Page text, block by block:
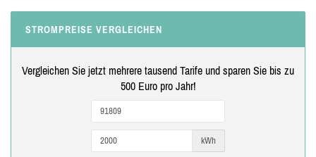
STROMPREISE VERGLEICHEN
Vergleichen Sie jetzt mehrere tausend Tarife und sparen Sie bis zu
500 Euro pro Jahr!
kWh